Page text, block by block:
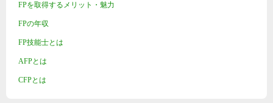
FPを取得するメリット・魅力
FPの年収
FP技能士とは
AFPとは
CFPとは